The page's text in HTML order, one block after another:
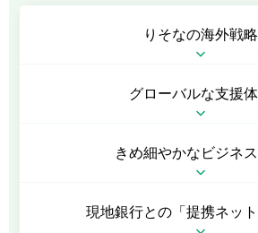
りそなの海外戦略
グローバルな支援体
きめ細やかな ビジネ
現地銀行との 「提携ネッ